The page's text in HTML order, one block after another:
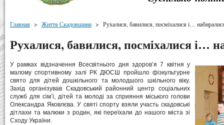
Главная > Життя Скадовщини > Рухалися, бавилися, посміхалися і…
Рухалися, бавилися, посміхалися і…
У рамках відзначення Всесвітнього дня здоров’я 7 квітня у
малому спортивному залі РК ДЮСШ пройшло фізкультурне
свято для дітей дошкільного та молодшого шкільного віку.
Захід організував Скадовський районний центр соціальних
служб для сім’ї, дітей та молоді за сприяння міського голови
Олександра Яковлєва. У святі спорту взяли участь скадовські
дітлахи та малюки з родин, які переїхали до нашого міста зі
Сходу України.